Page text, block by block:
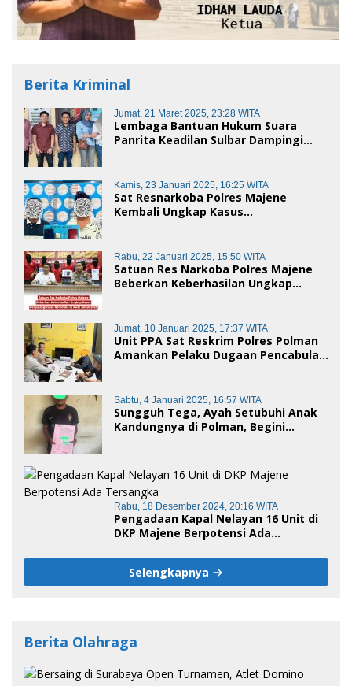
Berita Kriminal
Jumat, 21 Maret 2025, 23:28 WITA
Lembaga Bantuan Hukum Suara
Panrita Keadilan Sulbar Dampingi
Polman
Kamis, 23 Januari 2025, 16:25 WITA
Sat Resnarkoba Polres Majene
Kembali Ungkap Kasus
Rabu, 22 Januari 2025, 15:50 WITA
Satuan Res Narkoba Polres Majene
Beberkan Keberhasilan Ungkap
Jumat, 10 Januari 2025, 17:37 WITA
Unit PPA Sat Reskrim Polres Polman
Amankan Pelaku Dugaan Pencabulan
Sabtu, 4 Januari 2025, 16:57 WITA
Sungguh Tega, Ayah Setubuhi Anak
Kandungnya di Polman, Begini
Rabu, 18 Desember 2024, 20:16 WITA
Pengadaan Kapal Nelayan 16 Unit di
DKP Majene Berpotensi Ada
Selengkapnya
Berita Olahraga